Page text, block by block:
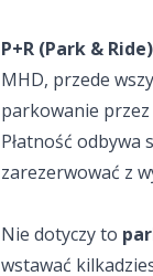
P+R (Park & Ride)
MHD, przede
parkowanie przez
Płatność odbywa
zarezerwować z
Nie dotyczy to
wstawać